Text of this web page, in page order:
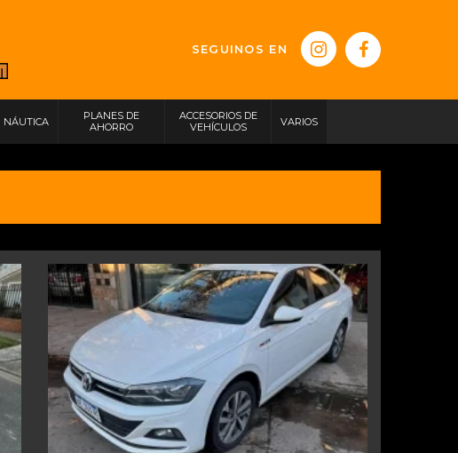
SEGUINOS EN
NÁUTICA
PLANES DE
AHORRO
ACCESORIOS DE
VEHÍCULOS
VARIOS